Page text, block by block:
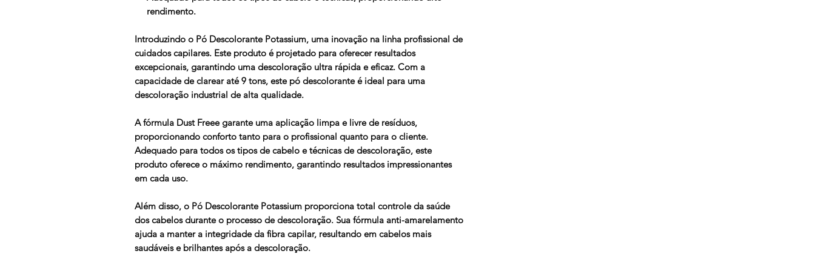
rendimento.
Introduzindo o Pó Descolorante Potassium, uma inovação na linha profissional de
cuidados capilares. Este produto é projetado para oferecer resultados
excepcionais, garantindo uma descoloração ultra rápida e eficaz. Com a
capacidade de clarear até 9 tons, este pó descolorante é ideal para uma
descoloração industrial de alta qualidade.​
A fórmula Dust Freee garante uma aplicação limpa e livre de resíduos,
proporcionando conforto tanto para o profissional quanto para o cliente.
Adequado para todos os tipos de cabelo e técnicas de descoloração, este
produto oferece o máximo rendimento, garantindo resultados impressionantes
em cada uso.
Além disso, o Pó Descolorante Potassium proporciona total controle da saúde
dos cabelos durante o processo de descoloração. Sua fórmula anti-amarelamento
ajuda a manter a integridade da fibra capilar, resultando em cabelos mais
saudáveis e brilhantes após a descoloração.